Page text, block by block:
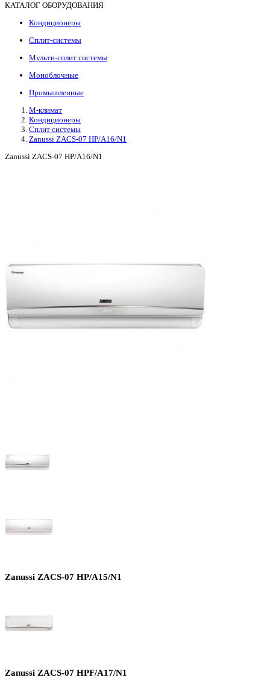
КАТАЛОГ ОБОРУДОВАНИЯ
Кондиционеры
Сплит-системы
Мульти-сплит системы
Моноблочные
Промышленные
М-климат
Кондиционеры
Сплит системы
Zanussi ZACS-07 HP/A16/N1
Zanussi ZACS-07 HP/A16/N1
Zanussi ZACS-07 HP/A15/N1
Zanussi ZACS-07 HPF/A17/N1